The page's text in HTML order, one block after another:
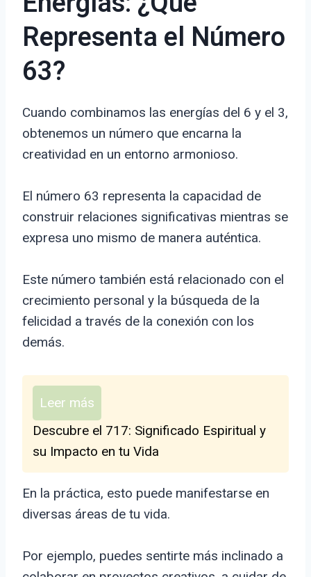
Representa el Número
63?
Cuando combinamos las energías del 6 y el 3,
obtenemos un número que encarna la
creatividad en un entorno armonioso.
El número 63 representa la capacidad de
construir relaciones significativas mientras se
expresa uno mismo de manera auténtica.
Este número también está relacionado con el
crecimiento personal y la búsqueda de la
felicidad a través de la conexión con los
demás.
Leer más
Descubre el 717: Significado Espiritual y
su Impacto en tu Vida
En la práctica, esto puede manifestarse en
diversas áreas de tu vida.
Por ejemplo, puedes sentirte más inclinado a